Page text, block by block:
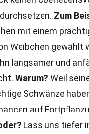
Zum
mit einem
Weibchen gewählt
langsamer und
Warum? Weil
Schwänze
auf
Lass uns tiefer